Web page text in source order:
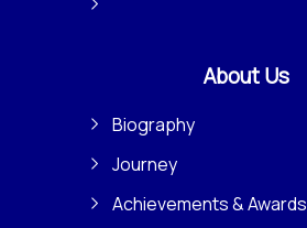
About Us
Biography
Journey
Achievements & Awards